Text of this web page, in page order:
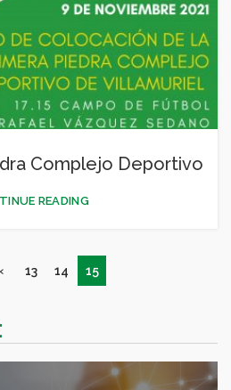
Complejo Deportivo
READING
‹ 13 14 15